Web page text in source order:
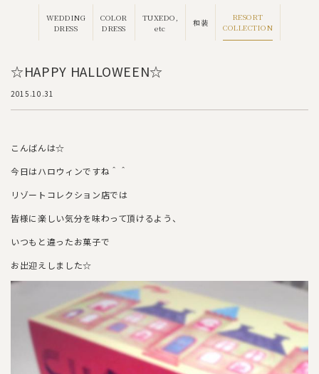
WEDDING
DRESS
COLOR
DRESS
TUXEDO,
etc
和装
RESORT
COLLECTION
☆HAPPY HALLOWEEN☆
2015.10.31
こんばんは☆
今日はハロウィンですね＾＾
リゾートコレクション店では
皆様に楽しい気分を味わって頂けるよう、
いつもと違ったお菓子で
お出迎えしました☆